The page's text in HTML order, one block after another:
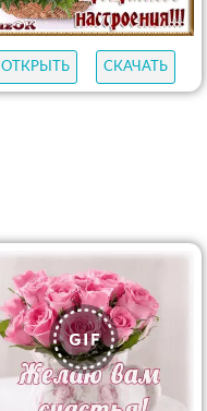
ОТКРЫТЬ СКАЧАТЬ